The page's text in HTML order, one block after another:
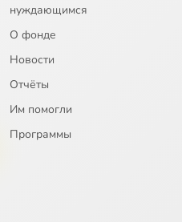
нуждающимся
О фонде
Новости
Отчёты
Им помогли
Программы